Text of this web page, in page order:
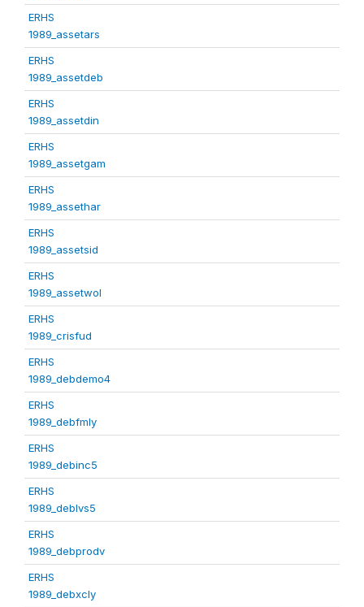
ERHS
1989_assetars
ERHS
1989_assetdeb
ERHS
1989_assetdin
ERHS
1989_assetgam
ERHS
1989_assethar
ERHS
1989_assetsid
ERHS
1989_assetwol
ERHS
1989_crisfud
ERHS
1989_debdemo4
ERHS
1989_debfmly
ERHS
1989_debinc5
ERHS
1989_deblvs5
ERHS
1989_debprodv
ERHS
1989_debxcly